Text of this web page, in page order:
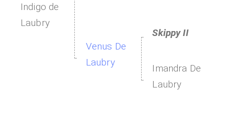
Indigo de
Laubry
Venus De
Laubry
Skippy II
Imandra De
Laubry